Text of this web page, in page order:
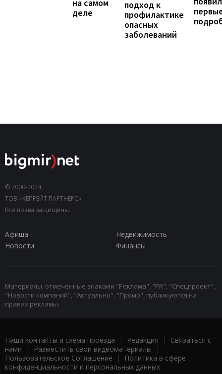
на самом
деле
подход к
профилактике
опасных
заболеваний
© 2000-2024,
ТОВ «КЕПРЕЙТ ПАРТНЕРС».
Все права защищены.
Афиша
Недвижимость
Новости
Финансы
Материалы, отмеченные знаками "Реклама", "PR", "Спецпроект",
"Новости компаний", "Актуально", "Промо", публикуются на
правах рекламы.
Наши контакты и схема проезда | Редакция | Связаться с
нами | Разместить свои видеоматериалы |
Пользовательское Соглашение |
Политика в сфере
конфиденциальности и персональных данных